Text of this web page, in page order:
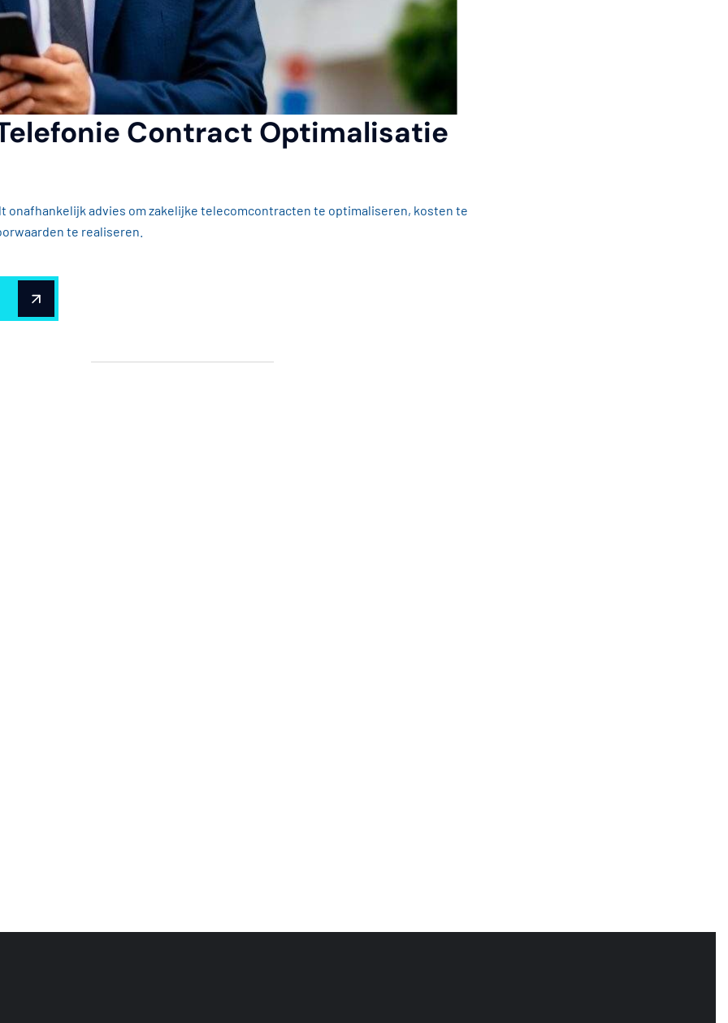
Contract Optimalisatie
onafhankelijk advies om zakelijke telecomcontracten te optimaliseren, kosten te
te realiseren.